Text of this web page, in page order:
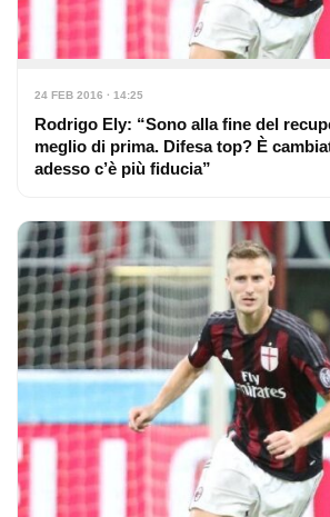
24 FEB 2016 · 14:25
Rodrigo Ely: “Sono alla fine del
meglio di prima. Difesa top? È
adesso c’è più fiducia”